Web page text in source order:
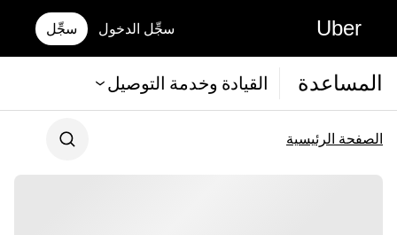
Uber سجِّل الدخول سجِّل
المساعدة القيادة وخدمة التوصيل
الصفحة الرئيسية